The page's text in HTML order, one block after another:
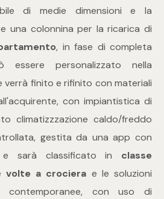
di medie dimensioni e la
una colonnina per la ricarica di
, in fase di completa
essere personalizzato nella
verrà finito e rifinito con materiali
con impiantistica di
climatizzzazione caldo/freddo
gestita da una app con
e sarà classificato in classe
volte a crociera e le soluzioni
contemporanee, con uso di